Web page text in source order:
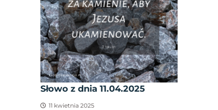
Słowo z dnia 11.04.2025
11 kwietnia 2025